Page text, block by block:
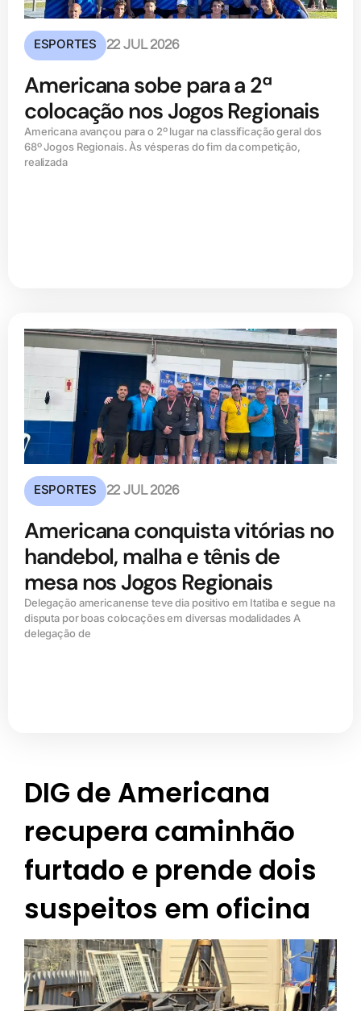
ESPORTES 22 JUL 2026
Americana sobe para a 2ª
colocação nos Jogos Regionais
Americana avançou para o 2º lugar na classificação geral dos
68º Jogos Regionais. Às vésperas do fim da competição,
realizada
ESPORTES 22 JUL 2026
Americana conquista vitórias no
handebol, malha e tênis de
mesa nos Jogos Regionais
Delegação americanense teve dia positivo em Itatiba e segue na
disputa por boas colocações em diversas modalidades A
delegação de
DIG de Americana
recupera caminhão
furtado e prende dois
suspeitos em oficina